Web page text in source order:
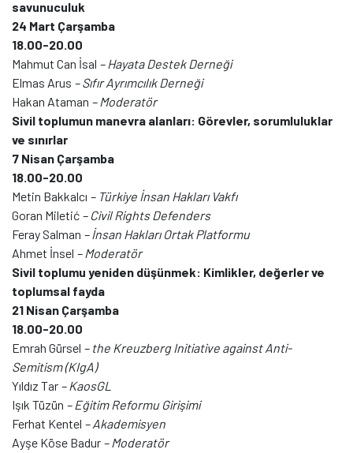
savunuculuk
24 Mart Çarşamba
18.00-20.00
Mahmut Can İsal – Hayata Destek Derneği
Elmas Arus – Sıfır Ayrımcılık Derneği
Hakan Ataman – Moderatör
Sivil toplumun manevra alanları: Görevler, sorumluluklar
ve sınırlar
7 Nisan Çarşamba
18.00-20.00
Metin Bakkalcı – Türkiye İnsan Hakları Vakfı
Goran Miletić – Civil Rights Defenders
Feray Salman – İnsan Hakları Ortak Platformu
Ahmet İnsel – Moderatör
Sivil toplumu yeniden düşünmek: Kimlikler, değerler ve
toplumsal fayda
21 Nisan Çarşamba
18.00-20.00
Emrah Gürsel – the Kreuzberg Initiative against Anti-
Semitism (KIgA)
Yıldız Tar – KaosGL
Işık Tüzün – Eğitim Reformu Girişimi
Ferhat Kentel – Akademisyen
Ayşe Köse Badur – Moderatör